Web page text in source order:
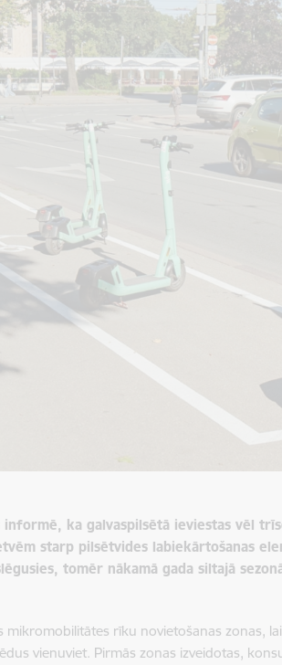
ka galvaspilsētā ieviestas vēl
starp pilsētvides labiekārtošanas
tomēr nākamā gada siltajā
mikromobilitātes rīku novietošanas zonas,
vienuviet. Pirmās zonas izveidotas,